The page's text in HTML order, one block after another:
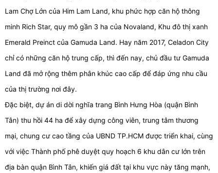
Lam Chợ Lớn của Him Lam Land, khu phức hợp căn hộ thông
minh Rich Star, quy mô gần 3 ha của Novaland, Khu đô thị xanh
Emerald Preinct của Gamuda Land. Hay năm 2017, Celadon City
chỉ có những căn hộ trung cấp, thì đến nay, chủ đầu tư Gamuda
Land đã mở rộng thêm phân khúc cao cấp để đáp ứng nhu cầu
của thị trường nơi đây.
Đặc biệt, dự án di dời nghĩa trang Bình Hưng Hòa (quận Bình
Tân) thu hồi 44 ha để xây dựng công viên, trung tâm thương
mại, chung cư cao tầng của UBND TP.HCM được triển khai, cùng
với việc Thành phố phê duyệt quy hoạch 6 khu dân cư lớn trên
địa bàn quận Bình Tân, khiến giá đất tại khu vực này tăng mạnh,